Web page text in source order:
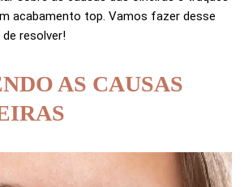
acabamento top. Vamos fazer desse
resolver!
AS CAUSAS